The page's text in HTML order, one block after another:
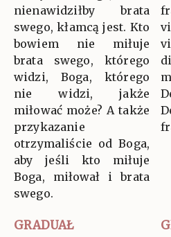
nienawidziłby brata
swego, kłamcą jest. Kto
bowiem nie miłuje
brata swego, którego
widzi, Boga, którego
nie widzi, jakże
miłować może? A także
przykazanie
otrzymaliście od Boga,
aby jeśli kto miłuje
Boga, miłował i brata
swego.
GRADUAŁ